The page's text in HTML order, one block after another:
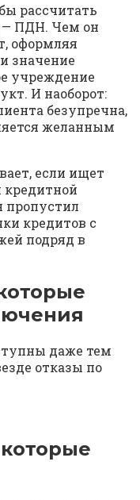
рассчитать
— ПДН. Чем он
оформляя
значение
учреждение
И наоборот:
безупречна,
желанным
если ищет
кредитной
пропустил
кредитов с
подряд в
даже тем
отказы по